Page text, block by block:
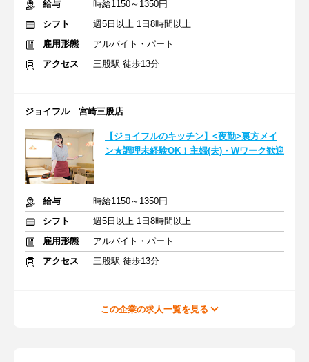
給与
時給1150～1350円
シフト
週5日以上 1日8時間以上
雇用形態
アルバイト・パート
アクセス
三股駅 徒歩13分
ジョイフル 宮崎三股店
【ジョイフルのキッチン】<夜勤>裏方メイ
ン★調理未経験OK！主婦(夫)・Wワーク歓迎
給与
時給1150～1350円
シフト
週5日以上 1日8時間以上
雇用形態
アルバイト・パート
アクセス
三股駅 徒歩13分
この企業の求人一覧を見る